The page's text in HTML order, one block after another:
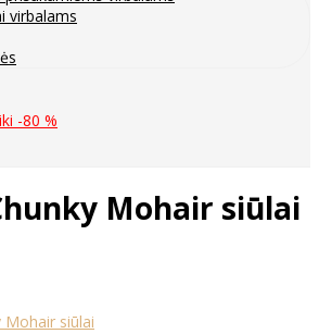
virbalams
-80 %
Mohair siūlai
Mohair siūlai